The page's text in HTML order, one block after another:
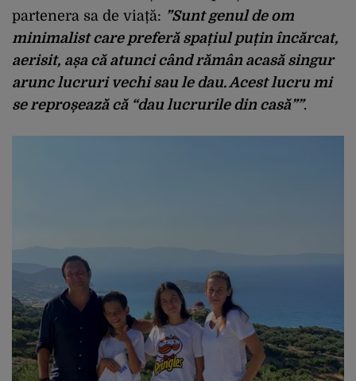
partenera sa de viață: ”Sunt genul de om
minimalist care preferă spațiul puțin încărcat,
aerisit, așa că atunci când rămân acasă singur
arunc lucruri vechi sau le dau. Acest lucru mi
se reproșează că “dau lucrurile din casă””.